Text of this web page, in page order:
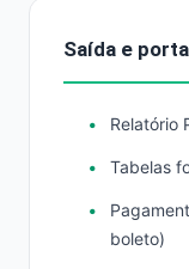
Saída e
Relatório
Tabelas
boleto)